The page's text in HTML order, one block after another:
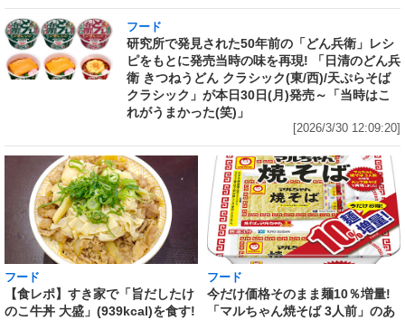
フード
研究所で発見された50年前の「どん兵衛」レシ
ピをもとに発売当時の味を再現! 「日清のどん兵
衛 きつねうどん クラシック(東/西)/天ぷらそば
クラシック」が本日30日(月)発売～「当時はこ
れがうまかった(笑)」
[2026/3/30 12:09:20]
フード
【食レポ】すき家で「旨だしたけ
のこ牛丼 大盛」(939kcal)を食す!
フード
今だけ価格そのまま麺10％増量!
「マルちゃん焼そば 3人前」のあ